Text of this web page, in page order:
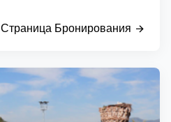
Страница Бронирования